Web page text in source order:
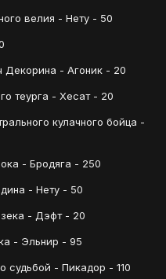
велия - Нету - 50
Декорина - Агоник - 20
теурга - Хесат - 20
кулачного бойца -
- Бродяга - 250
- Нету - 50
- Дэфт - 20
- Эльнир - 95
- Пикадор - 110